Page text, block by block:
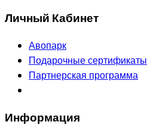
Личный Кабинет
Авопарк
Подарочные сертификаты
Партнерская программа
Информация